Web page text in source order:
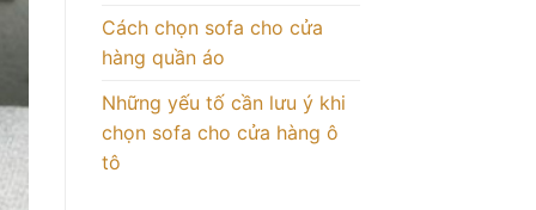
Cách chọn sofa cho cửa
hàng quần áo
Những yếu tố cần lưu ý khi
chọn sofa cho cửa hàng ô
tô